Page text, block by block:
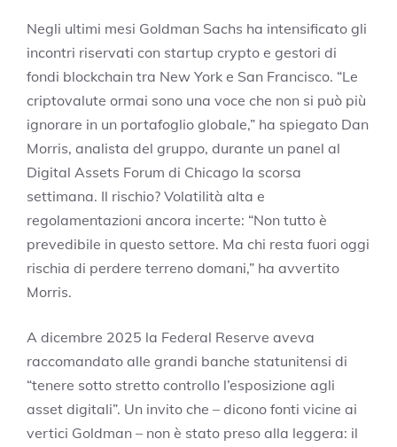
Negli ultimi mesi Goldman Sachs ha intensificato gli
incontri riservati con startup crypto e gestori di
fondi blockchain tra New York e San Francisco. “Le
criptovalute ormai sono una voce che non si può più
ignorare in un portafoglio globale,” ha spiegato Dan
Morris, analista del gruppo, durante un panel al
Digital Assets Forum di Chicago la scorsa
settimana. Il rischio? Volatilità alta e
regolamentazioni ancora incerte: “Non tutto è
prevedibile in questo settore. Ma chi resta fuori oggi
rischia di perdere terreno domani,” ha avvertito
Morris.
A dicembre 2025 la Federal Reserve aveva
raccomandato alle grandi banche statunitensi di
“tenere sotto stretto controllo l’esposizione agli
asset digitali”. Un invito che – dicono fonti vicine ai
vertici Goldman – non è stato preso alla leggera: il